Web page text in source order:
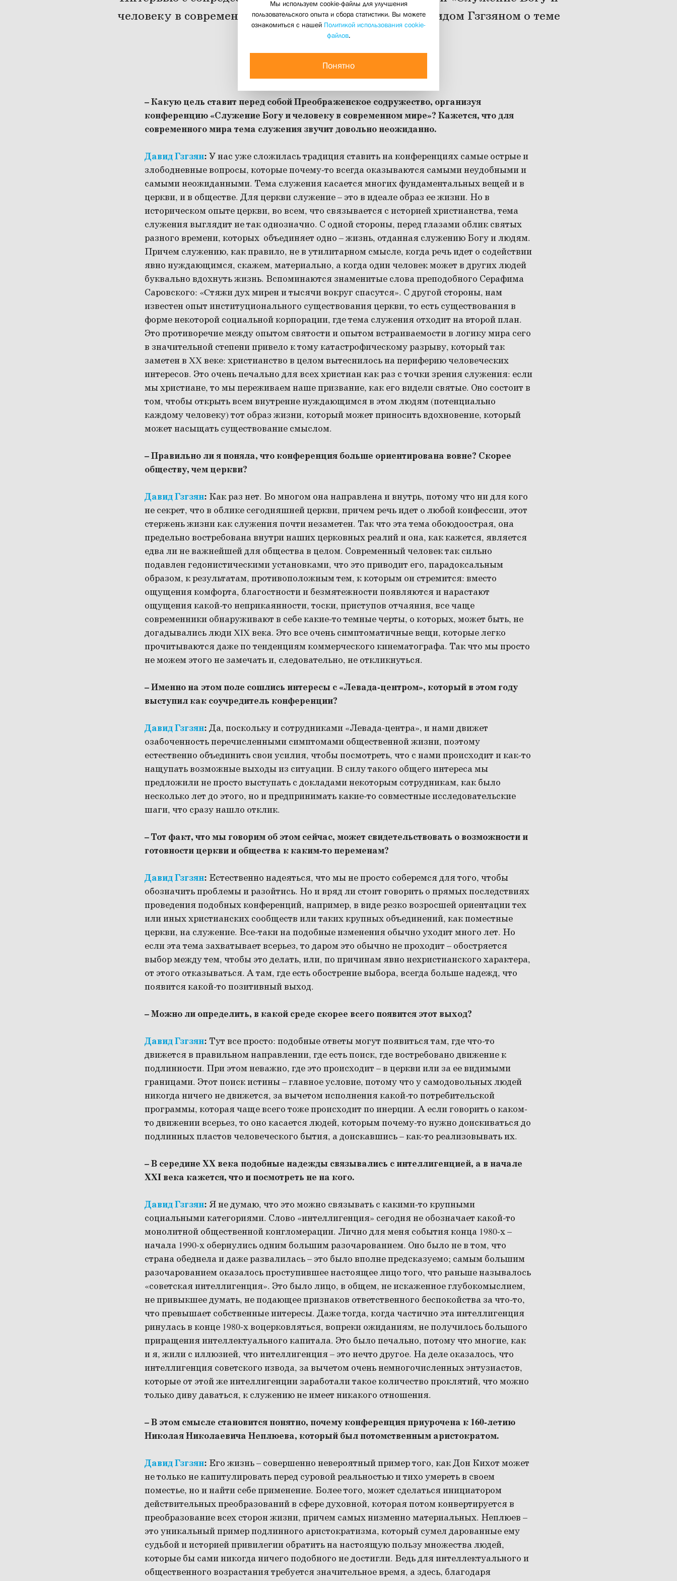
человеку в современном мире» профессором СФИ Давидом Гзгзяном о теме
конференции
– Какую цель ставит перед собой Преображенское содружество, организуя
конференцию «Служение Богу и человеку в современном мире»? Кажется, что для
современного мира тема служения звучит довольно неожиданно.
Давид Гзгзян: У нас уже сложилась традиция ставить на конференциях самые острые и
злободневные вопросы, которые почему-то всегда оказываются самыми неудобными и
самыми неожиданными. Тема служения касается многих фундаментальных вещей и в
церкви, и в обществе. Для церкви служение – это в идеале образ ее жизни. Но в
историческом опыте церкви, во всем, что связывается с историей христианства, тема
служения выглядит не так однозначно. С одной стороны, перед глазами облик святых
разного времени, которых объединяет одно – жизнь, отданная служению Богу и людям.
Причем служению, как правило, не в утилитарном смысле, когда речь идет о содействии
явно нуждающимся, скажем, материально, а когда один человек может в других людей
буквально вдохнуть жизнь. Вспоминаются знаменитые слова преподобного Серафима
Саровского: «Cтяжи дух мирен и тысячи вокруг спасутся». С другой стороны, нам
известен опыт институционального существования церкви, то есть существования в
форме некоторой социальной корпорации, где тема служения отходит на второй план.
Это противоречие между опытом святости и опытом встраиваемости в логику мира сего
в значительной степени привело к тому катастрофическому разрыву, который так
заметен в XX веке: христианство в целом вытеснилось на периферию человеческих
интересов. Это очень печально для всех христиан как раз с точки зрения служения: если
мы христиане, то мы переживаем наше призвание, как его видели святые. Оно состоит в
том, чтобы открыть всем внутренне нуждающимся в этом людям (потенциально
каждому человеку) тот образ жизни, который может приносить вдохновение, который
может насыщать существование смыслом.
– Правильно ли я поняла, что конференция больше ориентирована вовне? Скорее
обществу, чем церкви?
Давид Гзгзян: Как раз нет. Во многом она направлена и внутрь, потому что ни для кого
не секрет, что в облике сегодняшней церкви, причем речь идет о любой конфессии, этот
стержень жизни как служения почти незаметен. Так что эта тема обоюдоострая, она
предельно востребована внутри наших церковных реалий и она, как кажется, является
едва ли не важнейшей для общества в целом. Современный человек так сильно
подавлен гедонистическими установками, что это приводит его, парадоксальным
образом, к результатам, противоположным тем, к которым он стремится: вместо
ощущения комфорта, благостности и безмятежности появляются и нарастают
ощущения какой-то неприкаянности, тоски, приступов отчаяния, все чаще
современники обнаруживают в себе какие-то темные черты, о которых, может быть, не
догадывались люди XIX века. Это все очень симптоматичные вещи, которые легко
прочитываются даже по тенденциям коммерческого кинематографа. Так что мы просто
не можем этого не замечать и, следовательно, не откликнуться.
– Именно на этом поле сошлись интересы с «Левада-центром», который в этом году
выступил как соучредитель конференции?
Давид Гзгзян: Да, поскольку и сотрудниками «Левада-центра», и нами движет
озабоченность перечисленными симптомами общественной жизни, поэтому
естественно объединить свои усилия, чтобы посмотреть, что с нами происходит и как-то
нащупать возможные выходы из ситуации. В силу такого общего интереса мы
предложили не просто выступать с докладами некоторым сотрудникам, как было
несколько лет до этого, но и предпринимать какие-то совместные исследовательские
шаги, что сразу нашло отклик.
– Тот факт, что мы говорим об этом сейчас, может свидетельствовать о возможности и
готовности церкви и общества к каким-то переменам?
Давид Гзгзян: Естественно надеяться, что мы не просто соберемся для того, чтобы
обозначить проблемы и разойтись. Но и вряд ли стоит говорить о прямых последствиях
проведения подобных конференций, например, в виде резко возросшей ориентации тех
или иных христианских сообществ или таких крупных объединений, как поместные
церкви, на служение. Все-таки на подобные изменения обычно уходит много лет. Но
если эта тема захватывает всерьез, то даром это обычно не проходит – обостряется
выбор между тем, чтобы это делать, или, по причинам явно нехристианского характера,
от этого отказываться. А там, где есть обострение выбора, всегда больше надежд, что
появится какой-то позитивный выход.
– Можно ли определить, в какой среде скорее всего появится этот выход?
Давид Гзгзян: Тут все просто: подобные ответы могут появиться там, где что-то
движется в правильном направлении, где есть поиск, где востребовано движение к
подлинности. При этом неважно, где это происходит – в церкви или за ее видимыми
границами. Этот поиск истины – главное условие, потому что у самодовольных людей
никогда ничего не движется, за вычетом исполнения какой-то потребительской
программы, которая чаще всего тоже происходит по инерции. А если говорить о каком-
то движении всерьез, то оно касается людей, которым почему-то нужно доискиваться до
подлинных пластов человеческого бытия, а доискавшись – как-то реализовывать их.
– В середине XX века подобные надежды связывались с интеллигенцией, а в начале
XXI века кажется, что и посмотреть не на кого.
Давид Гзгзян: Я не думаю, что это можно связывать с какими-то крупными
социальными категориями. Слово «интеллигенция» сегодня не обозначает какой-то
монолитной общественной конгломерации. Лично для меня события конца 1980-х –
начала 1990-х обернулись одним большим разочарованием. Оно было не в том, что
страна обеднела и даже развалилась – это было вполне предсказуемо; самым большим
разочарованием оказалось проступившее настоящее лицо того, что раньше называлось
«советская интеллигенция». Это было лицо, в общем, не искаженное глубокомыслием,
не привыкшее думать, не подающее признаков ответственного беспокойства за что-то,
что превышает собственные интересы. Даже тогда, когда частично эта интеллигенция
ринулась в конце 1980-х воцерковляться, вопреки ожиданиям, не получилось большого
приращения интеллектуального капитала. Это было печально, потому что многие, как
и я, жили с иллюзией, что интеллигенция – это нечто другое. На деле оказалось, что
интеллигенция советского извода, за вычетом очень немногочисленных энтузиастов,
которые от этой же интеллигенции заработали такое количество проклятий, что можно
только диву даваться, к служению не имеет никакого отношения.
– В этом смысле становится понятно, почему конференция приурочена к 160-летию
Николая Николаевича Неплюева, который был потомственным аристократом.
Давид Гзгзян: Его жизнь – совершенно невероятный пример того, как Дон Кихот может
не только не капитулировать перед суровой реальностью и тихо умереть в своем
поместье, но и найти себе применение. Более того, может сделаться инициатором
действительных преобразований в сфере духовной, которая потом конвертируется в
преобразование всех сторон жизни, причем самых низменно материальных. Неплюев –
это уникальный пример подлинного аристократизма, который сумел дарованные ему
судьбой и историей привилегии обратить на настоящую пользу множества людей,
которые бы сами никогда ничего подобного не достигли. Ведь для интеллектуального и
общественного возрастания требуется значительное время, а здесь, благодаря
Мы используем cookie-файлы для улучшения
пользовательского опыта и сбора статистики. Вы можете
ознакомиться с нашей Политикой использования cookie-
файлов.
Понятно